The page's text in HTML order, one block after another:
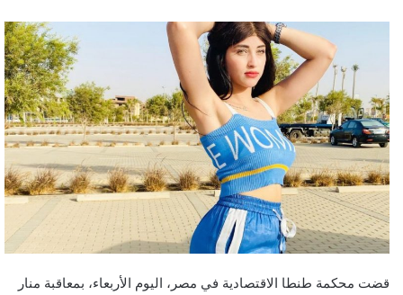
قضت محكمة طنطا الاقتصادية في مصر، اليوم الأربعاء، بمعاقبة منار